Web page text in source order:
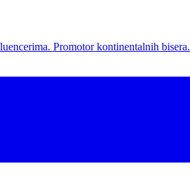
Promotor kontinentalnih bisera.